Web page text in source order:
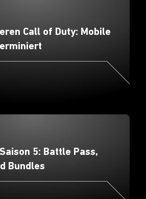
Call of Duty: Mobile
5: Battle Pass,
Bundles